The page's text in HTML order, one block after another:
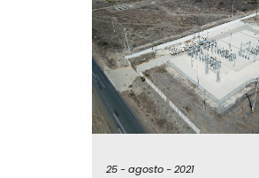
25 -agosto -2021